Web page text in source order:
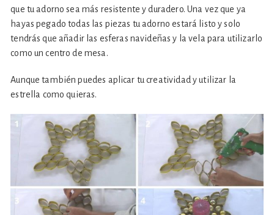
que tu adorno sea más resistente y duradero. Una vez que ya
hayas pegado todas las piezas tu adorno estará listo y solo
tendrás que añadir las esferas navideñas y la vela para utilizarlo
como un centro de mesa.
Aunque también puedes aplicar tu creatividad y utilizar la
estrella como quieras.